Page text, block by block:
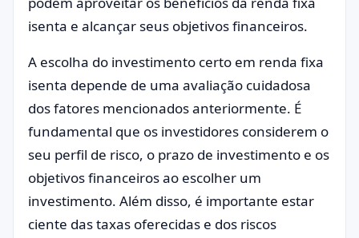
isenta e alcançar seus objetivos financeiros.
A escolha do investimento certo em renda fixa
isenta depende de uma avaliação cuidadosa
dos fatores mencionados anteriormente. É
fundamental que os investidores considerem o
seu perfil de risco, o prazo de investimento e os
objetivos financeiros ao escolher um
investimento. Além disso, é importante estar
ciente das taxas oferecidas e dos riscos